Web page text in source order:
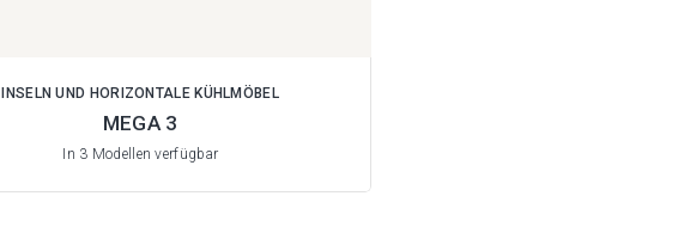
INSELN UND HORIZONTALE KÜHLMÖBEL
MEGA 3
In 3 Modellen verfügbar